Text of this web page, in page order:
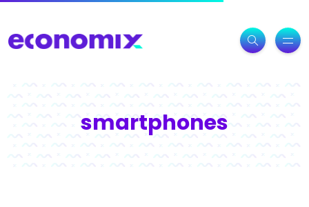
smartphones